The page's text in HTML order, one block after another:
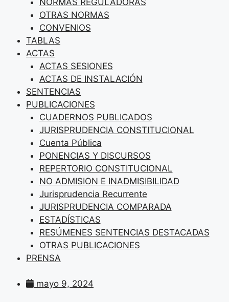
OTRAS NORMAS
CONVENIOS
TABLAS
ACTAS
ACTAS SESIONES
ACTAS DE INSTALACIÓN
SENTENCIAS
PUBLICACIONES
CUADERNOS PUBLICADOS
JURISPRUDENCIA CONSTITUCIONAL
Cuenta Pública
PONENCIAS Y DISCURSOS
REPERTORIO CONSTITUCIONAL
NO ADMISION E INADMISIBILIDAD
Jurisprudencia Recurrente
JURISPRUDENCIA COMPARADA
ESTADÍSTICAS
RESÚMENES SENTENCIAS DESTACADAS
OTRAS PUBLICACIONES
PRENSA
mayo 9, 2024